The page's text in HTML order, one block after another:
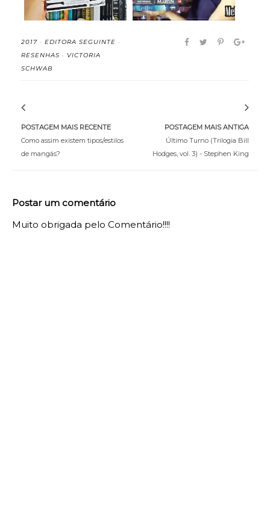
2017 · EDITORA SEGUINTE ·
RESENHAS · VICTORIA
SCHWAB
POSTAGEM MAIS RECENTE
Como assim existem tipos/estilos
de mangás?
POSTAGEM MAIS ANTIGA
Último Turno (Trilogia Bill
Hodges, vol. 3) - Stephen King
Postar um comentário
Muito obrigada pelo Comentário!!!!